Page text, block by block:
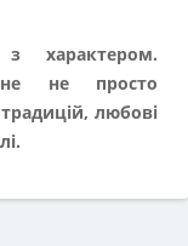
характером.
не просто
любові